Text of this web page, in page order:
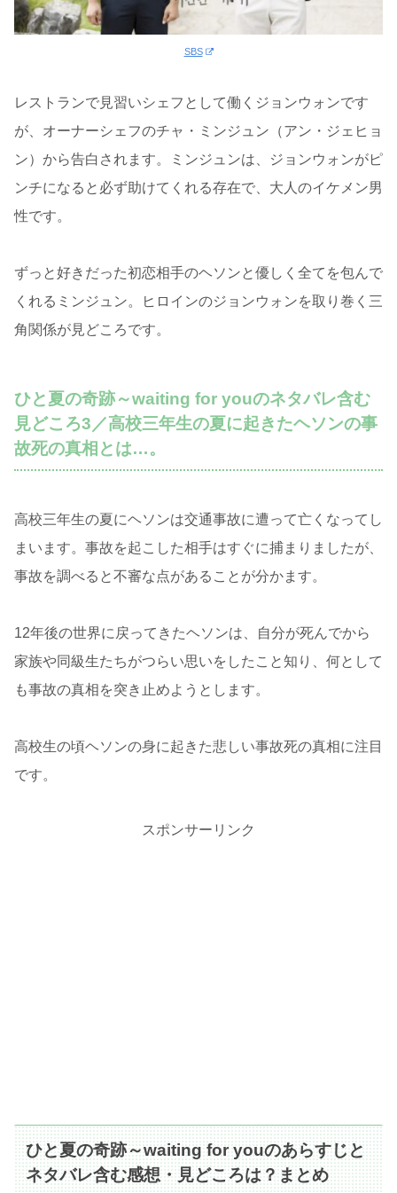
SBS
レストランで見習いシェフとして働くジョンウォンです
が、オーナーシェフのチャ・ミンジュン（アン・ジェヒョ
ン）から告白されます。ミンジュンは、ジョンウォンがピ
ンチになると必ず助けてくれる存在で、大人のイケメン男
性です。
ずっと好きだった初恋相手のヘソンと優しく全てを包んで
くれるミンジュン。ヒロインのジョンウォンを取り巻く三
角関係が見どころです。
ひと夏の奇跡～waiting for youのネタバレ含む
見どころ3／高校三年生の夏に起きたヘソンの事
故死の真相とは…。
高校三年生の夏にヘソンは交通事故に遭って亡くなってし
まいます。事故を起こした相手はすぐに捕まりましたが、
事故を調べると不審な点があることが分かます。
12年後の世界に戻ってきたヘソンは、自分が死んでから
家族や同級生たちがつらい思いをしたこと知り、何として
も事故の真相を突き止めようとします。
高校生の頃ヘソンの身に起きた悲しい事故死の真相に注目
です。
スポンサーリンク
ひと夏の奇跡～waiting for youのあらすじと
ネタバレ含む感想・見どころは？まとめ